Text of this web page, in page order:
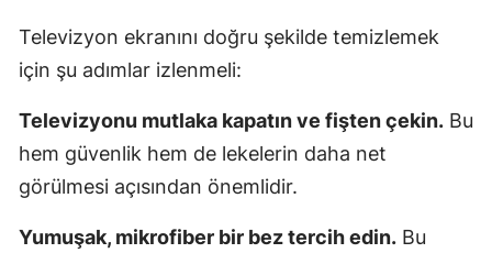
Televizyon ekranını doğru şekilde temizlemek
için şu adımlar izlenmeli:
Televizyonu mutlaka kapatın ve fişten çekin. Bu
hem güvenlik hem de lekelerin daha net
görülmesi açısından önemlidir.
Yumuşak, mikrofiber bir bez tercih edin. Bu